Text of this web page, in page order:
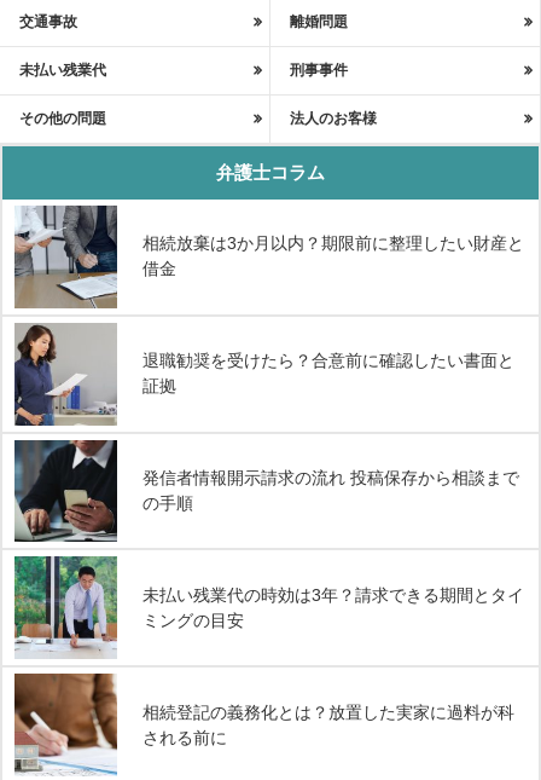
交通事故 離婚問題
未払い残業代 刑事事件
その他の問題 法人のお客様
弁護士コラム
相続放棄は3か月以内？期限前に整理したい財産と
借金
退職勧奨を受けたら？合意前に確認したい書面と
証拠
発信者情報開示請求の流れ 投稿保存から相談まで
の手順
未払い残業代の時効は3年？請求できる期間とタイ
ミングの目安
相続登記の義務化とは？放置した実家に過料が科
される前に